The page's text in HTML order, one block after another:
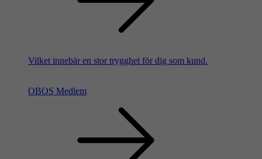
Vilket innebär en stor trygghet för dig som kund.
OBOS Medlem